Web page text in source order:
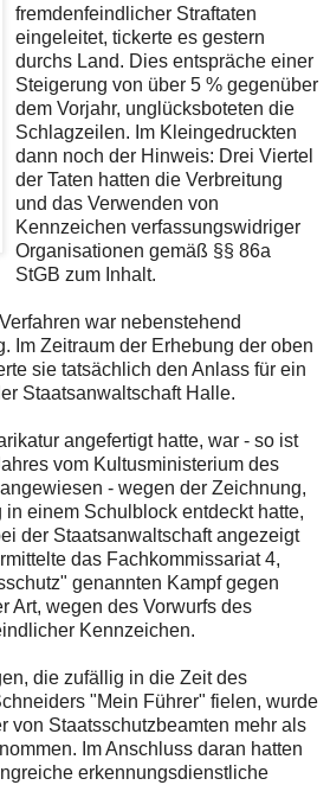
fremdenfeindlicher Straftaten
eingeleitet, tickerte es gestern
durchs Land. Dies entspräche einer
Steigerung von über 5 % gegenüber
dem Vorjahr, unglücksboteten die
Schlagzeilen. Im Kleingedruckten
dann noch der Hinweis: Drei Viertel
der Taten hatten die Verbreitung
und das Verwenden von
Kennzeichen verfassungswidriger
Organisationen gemäß §§ 86a
StGB zum Inhalt.
war nebenstehend
Im Zeitraum der Erhebung der oben
sie tatsächlich den Anlass für ein
Staatsanwaltschaft Halle.
angefertigt hatte, war - so ist
vom Kultusministerium des
- wegen der Zeichnung,
einem Schulblock entdeckt hatte,
der Staatsanwaltschaft angezeigt
das Fachkommissariat 4,
genannten Kampf gegen
Art, wegen des Vorwurfs des
Kennzeichen.
die zufällig in die Zeit des
"Mein Führer" fielen, wurde
von Staatsschutzbeamten mehr als
Im Anschluss daran hatten
erkennungsdienstliche